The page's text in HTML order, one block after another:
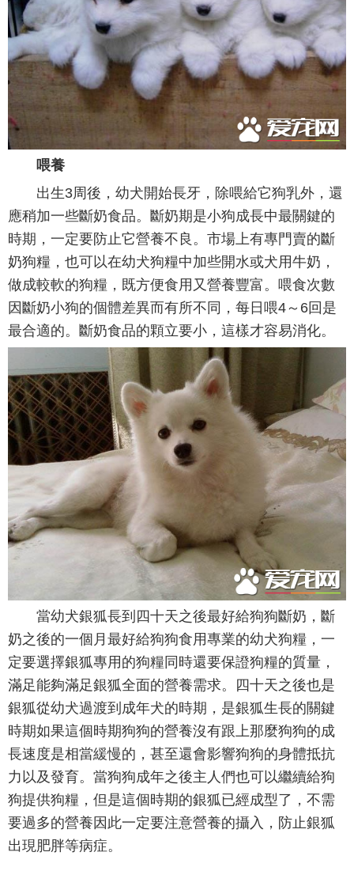
喂養
出生3周後，幼犬開始長牙，除喂給它狗乳外，還
應稍加一些斷奶食品。斷奶期是小狗成長中最關鍵的
時期，一定要防止它營養不良。市場上有專門賣的斷
奶狗糧，也可以在幼犬狗糧中加些開水或犬用牛奶，
做成較軟的狗糧，既方便食用又營養豐富。喂食次數
因斷奶小狗的個體差異而有所不同，每日喂4～6回是
最合適的。斷奶食品的顆立要小，這樣才容易消化。
當幼犬銀狐長到四十天之後最好給狗狗斷奶，斷
奶之後的一個月最好給狗狗食用專業的幼犬狗糧，一
定要選擇銀狐專用的狗糧同時還要保證狗糧的質量，
滿足能夠滿足銀狐全面的營養需求。四十天之後也是
銀狐從幼犬過渡到成年犬的時期，是銀狐生長的關鍵
時期如果這個時期狗狗的營養沒有跟上那麼狗狗的成
長速度是相當緩慢的，甚至還會影響狗狗的身體抵抗
力以及發育。當狗狗成年之後主人們也可以繼續給狗
狗提供狗糧，但是這個時期的銀狐已經成型了，不需
要過多的營養因此一定要注意營養的攝入，防止銀狐
出現肥胖等病症。